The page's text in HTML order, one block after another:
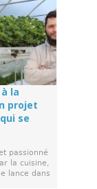
la
projet
se
passionné
la cuisine,
lance dans